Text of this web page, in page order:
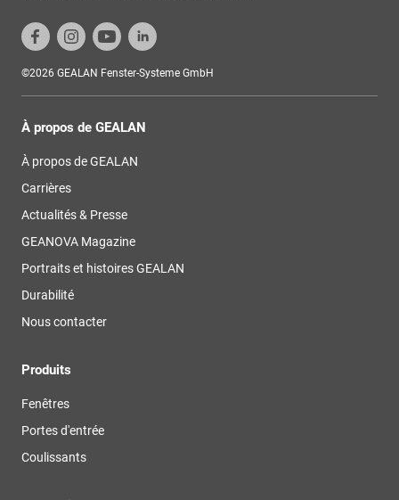
©2026 GEALAN Fenster-Systeme GmbH
À propos de GEALAN
À propos de GEALAN
Carrières
Actualités & Presse
GEANOVA Magazine
Portraits et histoires GEALAN
Durabilité
Nous contacter
Produits
Fenêtres
Portes d'entrée
Coulissants